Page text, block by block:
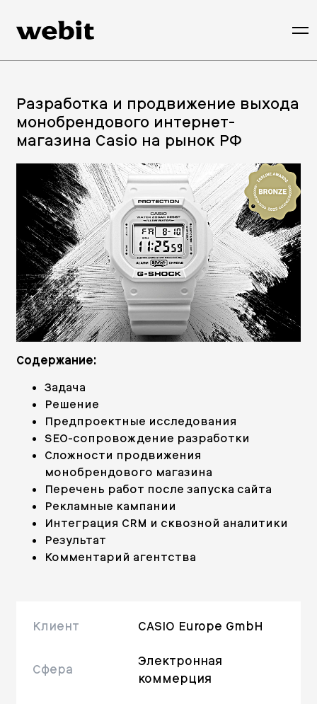
Разработка и продвижение выхода
монобрендового интернет-
магазина Casio на рынок РФ
Содержание:
Задача
Решение
Предпроектные исследования
SEO-cопровождение разработки
Сложности продвижения
монобрендового магазина
Перечень работ после запуска сайта
Рекламные кампании
Интеграция CRM и сквозной аналитики
Результат
Комментарий агентства
Клиент CASIO Europe GmbH
Сфера
Электронная
коммерция